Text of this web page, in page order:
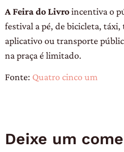
A Feira do Livroincentiva o
festival a pé, de bicicleta,
aplicativo ou transporte
na praça é limitado.
Fonte: Quatro cinco um
Deixe um